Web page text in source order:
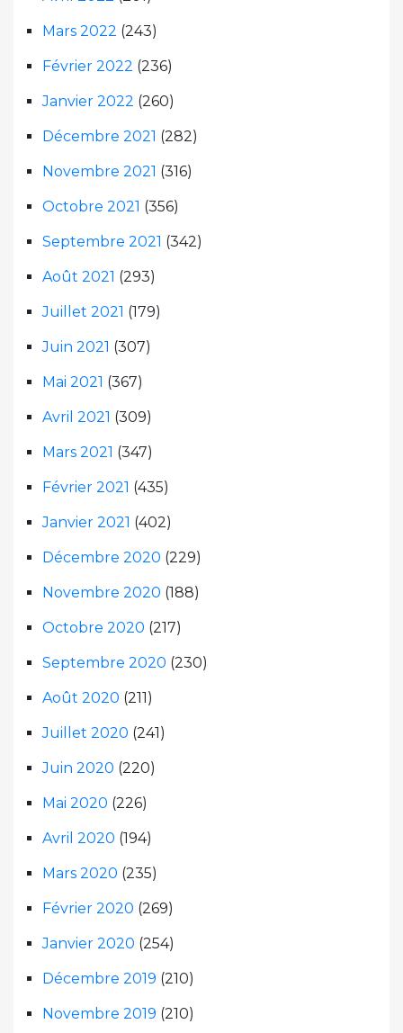
Mars 2022 (243)
Février 2022 (236)
Janvier 2022 (260)
Décembre 2021 (282)
Novembre 2021 (316)
Octobre 2021 (356)
Septembre 2021 (342)
Août 2021 (293)
Juillet 2021 (179)
Juin 2021 (307)
Mai 2021 (367)
Avril 2021 (309)
Mars 2021 (347)
Février 2021 (435)
Janvier 2021 (402)
Décembre 2020 (229)
Novembre 2020 (188)
Octobre 2020 (217)
Septembre 2020 (230)
Août 2020 (211)
Juillet 2020 (241)
Juin 2020 (220)
Mai 2020 (226)
Avril 2020 (194)
Mars 2020 (235)
Février 2020 (269)
Janvier 2020 (254)
Décembre 2019 (210)
Novembre 2019 (210)